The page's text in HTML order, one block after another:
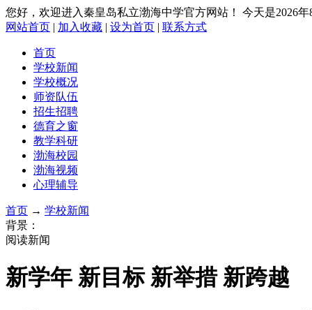
您好，欢迎进入秦皇岛私立渤海中学官方网站！ 今天是2026
网站首页 | 加入收藏 | 设为首页 | 联系方式
首页
学校新闻
学校概况
师资队伍
招生招聘
德育之窗
教学科研
渤海校园
渤海视频
心理辅导
首页 → 学校新闻
背景：
阅读新闻
新学年 新目标 新举措 新跨越